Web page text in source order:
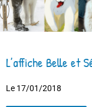
L’affiche Belle et
Le 17/01/2018